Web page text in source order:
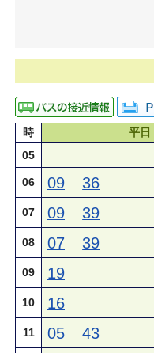
時 平日
05
06 09 36
07 09 39
08 07 39
09 19
10 16
11 05 43